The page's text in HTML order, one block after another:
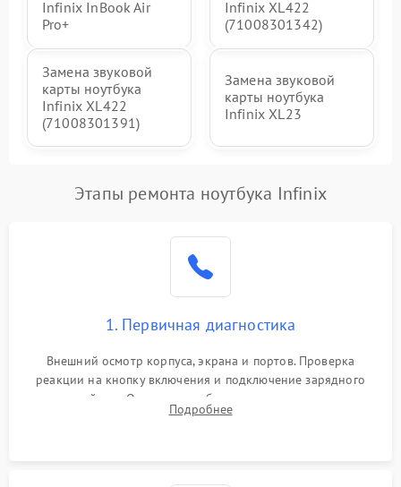
Infinix InBook Air
Pro+
Infinix XL422
(71008301342)
Замена звуковой
карты ноутбука
Infinix XL422
(71008301391)
Замена звуковой
карты ноутбука
Infinix XL23
Этапы ремонта ноутбука Infinix
1. Первичная диагностика
Внешний осмотр корпуса, экрана и портов. Проверка
реакции на кнопку включения и подключение зарядного
устройства. Оценка потребления тока с помощью
лабораторного блока питания для локализации проблемы.
Подробнее